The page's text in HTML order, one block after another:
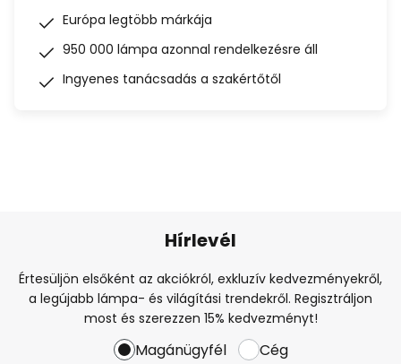
Európa legtöbb márkája
950 000 lámpa azonnal rendelkezésre áll
Ingyenes tanácsadás a szakértőtől
Hírlevél
Értesüljön elsőként az akciókról, exkluzív kedvezményekről,
a legújabb lámpa- és világítási trendekről. Regisztráljon
most és szerezzen 15% kedvezményt!
Magánügyfél Cég